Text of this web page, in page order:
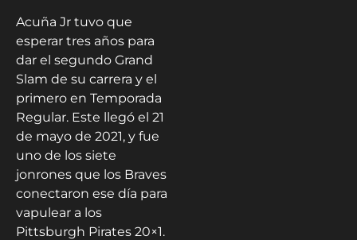
Acuña Jr tuvo que
esperar tres años para
dar el segundo Grand
Slam de su carrera y el
primero en Temporada
Regular. Este llegó el 21
de mayo de 2021, y fue
uno de los siete
jonrones que los Braves
conectaron ese día para
vapulear a los
Pittsburgh Pirates 20×1.